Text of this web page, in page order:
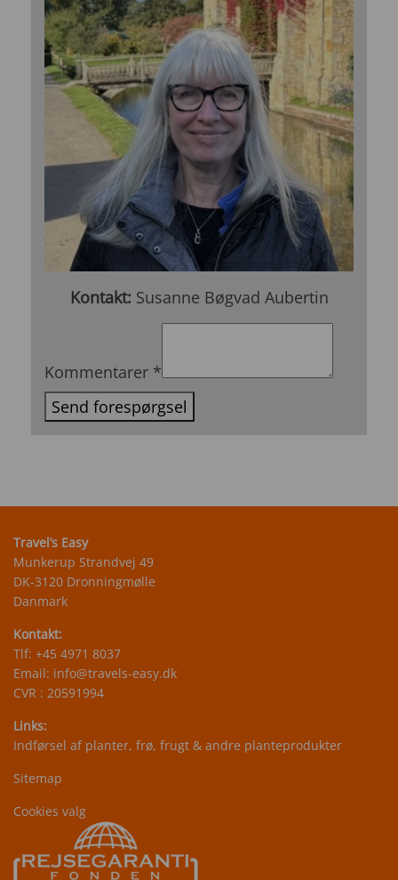
Kontakt: Susanne Bøgvad Aubertin
Kommentarer *
Send forespørgsel
Travel’s Easy
Munkerup Strandvej 49
DK-3120 Dronningmølle
Danmark
Kontakt:
Tlf: +45 4971 8037
Email: info@travels-easy.dk
CVR : 20591994
Links:
Indførsel af planter, frø, frugt & andre planteprodukter
Sitemap
Cookies valg